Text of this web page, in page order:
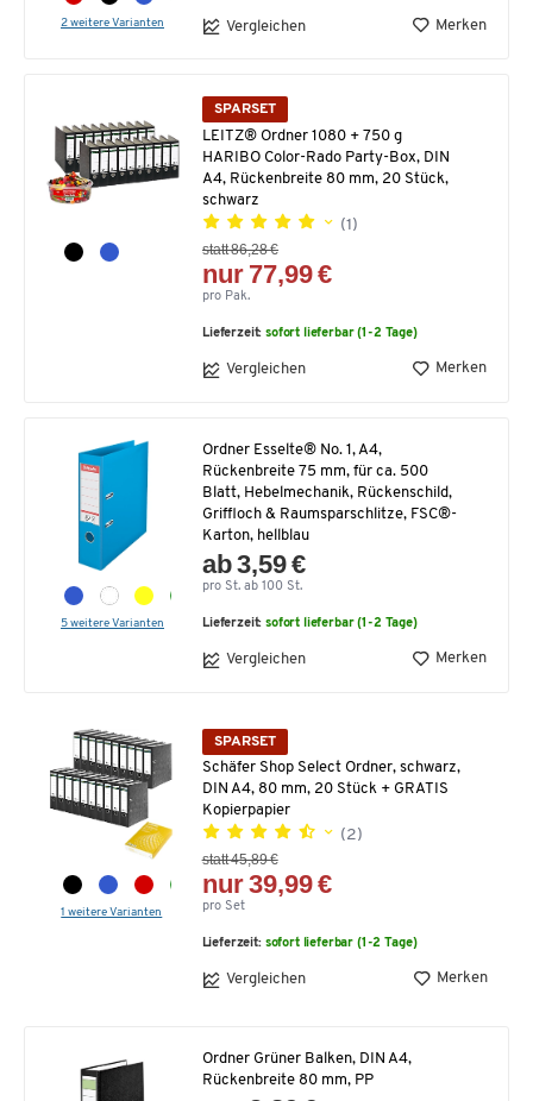
2 weitere Varianten Vergleichen Merken
SPARSET
LEITZ® Ordner 1080 + 750 g
HARIBO Color-Rado Party-Box, DIN
A4, Rückenbreite 80 mm, 20 Stück,
schwarz
(1)
statt 86,28 €
nur 77,99 €
pro Pak.
Lieferzeit:sofort lieferbar (1-2 Tage)
Vergleichen Merken
5 weitere Varianten
Ordner Esselte® No. 1, A4,
Rückenbreite 75 mm, für ca. 500
Blatt, Hebelmechanik, Rückenschild,
Griffloch & Raumsparschlitze, FSC®-
Karton, hellblau
ab 3,59 €
pro St. ab 100 St.
Lieferzeit:sofort lieferbar (1-2 Tage)
Vergleichen Merken
1 weitere Varianten
SPARSET
Schäfer Shop Select Ordner, schwarz,
DIN A4, 80 mm, 20 Stück + GRATIS
Kopierpapier
(2)
statt 45,89 €
nur 39,99 €
pro Set
Lieferzeit: sofort lieferbar (1-2 Tage)
Vergleichen Merken
Ordner Grüner Balken, DIN A4,
Rückenbreite 80 mm, PP